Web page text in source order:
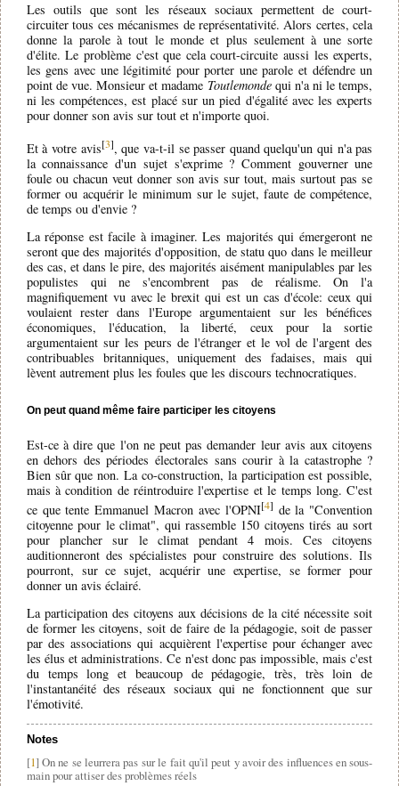
Les outils que sont les réseaux sociaux permettent de court-
circuiter tous ces mécanismes de représentativité. Alors certes, cela
donne la parole à tout le monde et plus seulement à une sorte
d'élite. Le problème c'est que cela court-circuite aussi les experts,
les gens avec une légitimité pour porter une parole et défendre un
point de vue. Monsieur et madame Toutlemondequi n'a ni le temps,
ni les compétences, est placé sur un pied d'égalité avec les experts
pour donner son avis sur tout et n'importe quoi.
Et à votre avis[3], que va-t-il se passer quand quelqu'un qui n'a pas
la connaissance d'un sujet s'exprime ? Comment gouverner une
foule ou chacun veut donner son avis sur tout, mais surtout pas se
former ou acquérir le minimum sur le sujet, faute de compétence,
de temps ou d'envie ?
La réponse est facile à imaginer. Les majorités qui émergeront ne
seront que des majorités d'opposition, de statu quo dans le meilleur
des cas, et dans le pire, des majorités aisément manipulables par les
populistes qui ne s'encombrent pas de réalisme. On l'a
magnifiquement vu avec le brexit qui est un cas d'école: ceux qui
voulaient rester dans l'Europe argumentaient sur les bénéfices
économiques, l'éducation, la liberté, ceux pour la sortie
argumentaient sur les peurs de l'étranger et le vol de l'argent des
contribuables britanniques, uniquement des fadaises, mais qui
lèvent autrement plus les foules que les discours technocratiques.
On peut quand même faire participer les citoyens
Est-ce à dire que l'on ne peut pas demander leur avis aux citoyens
en dehors des périodes électorales sans courir à la catastrophe ?
Bien sûr que non. La co-construction, la participation est possible,
mais à condition de réintroduire l'expertise et le temps long. C'est
ce que tente Emmanuel Macron avec l'OPNI[4] de la "Convention
citoyenne pour le climat", qui rassemble 150 citoyens tirés au sort
pour plancher sur le climat pendant 4 mois. Ces citoyens
auditionneront des spécialistes pour construire des solutions. Ils
pourront, sur ce sujet, acquérir une expertise, se former pour
donner un avis éclairé.
La participation des citoyens aux décisions de la cité nécessite soit
de former les citoyens, soit de faire de la pédagogie, soit de passer
par des associations qui acquièrent l'expertise pour échanger avec
les élus et administrations. Ce n'est donc pas impossible, mais c'est
du temps long et beaucoup de pédagogie, très, très loin de
l'instantanéité des réseaux sociaux qui ne fonctionnent que sur
l'émotivité.
Notes
[1] On ne se leurrera pas sur le fait qu'il peut y avoir des influences en sous-
main pour attiser des problèmes réels